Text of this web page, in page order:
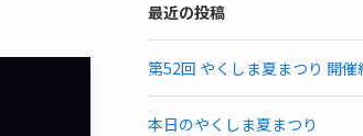
最近の投稿
第52回 やくしま夏まつり 開
本日のやくしま夏まつり